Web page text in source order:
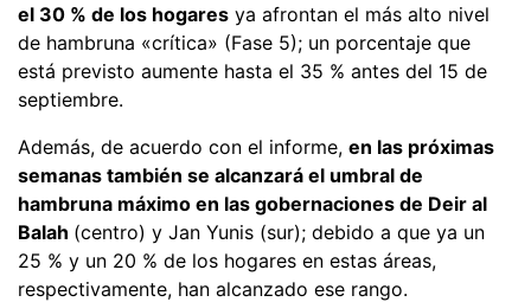
el 30 % de los hogares ya afrontan el más alto nivel
de hambruna «crítica» (Fase 5); un porcentaje que
está previsto aumente hasta el 35 % antes del 15 de
septiembre.
Además, de acuerdo con el informe, en las próximas
semanas también se alcanzará el umbral de
hambruna máximo en las gobernaciones de Deir al
Balah (centro) y Jan Yunis (sur); debido a que ya un
25 % y un 20 % de los hogares en estas áreas,
respectivamente, han alcanzado ese rango.